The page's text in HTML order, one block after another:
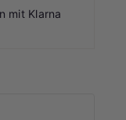
mit Klarna